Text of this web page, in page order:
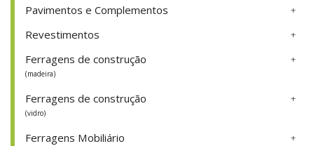
Pavimentos e Complementos
Revestimentos
Ferragens de construção
(madeira)
Ferragens de construção
(vidro)
Ferragens Mobiliário